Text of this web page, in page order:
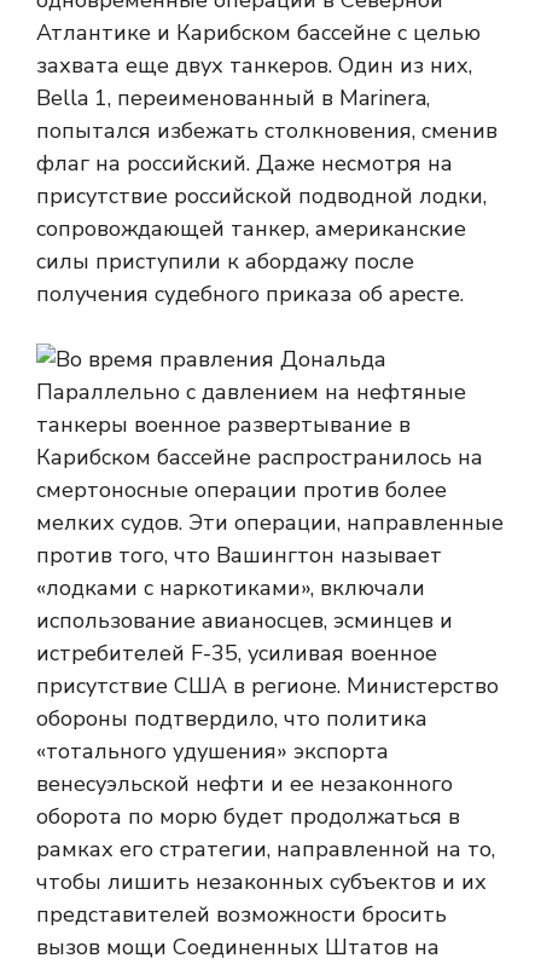
Атлантике и Карибском бассейне с целью
захвата еще двух танкеров. Один из них,
Bella 1, переименованный в Marinera,
попытался избежать столкновения, сменив
флаг на российский. Даже несмотря на
присутствие российской подводной лодки,
сопровождающей танкер, американские
силы приступили к абордажу после
получения судебного приказа об аресте.
Параллельно с давлением на нефтяные
танкеры военное развертывание в
Карибском бассейне распространилось на
смертоносные операции против более
мелких судов. Эти операции, направленные
против того, что Вашингтон называет
«лодками с наркотиками», включали
использование авианосцев, эсминцев и
истребителей F-35, усиливая военное
присутствие США в регионе. Министерство
обороны подтвердило, что политика
«тотального удушения» экспорта
венесуэльской нефти и ее незаконного
оборота по морю будет продолжаться в
рамках его стратегии, направленной на то,
чтобы лишить незаконных субъектов и их
представителей возможности бросить
вызов мощи Соединенных Штатов на